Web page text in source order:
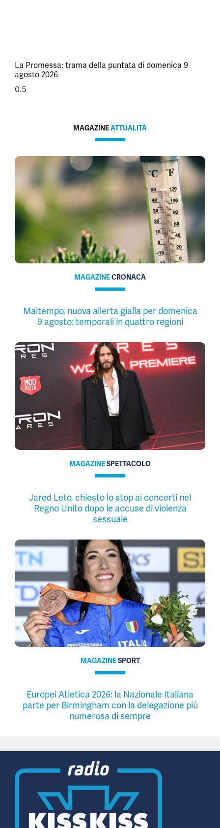
La Promessa: trama della puntata di domenica 9
agosto 2026
MAGAZINEATTUALITÀ
MAGAZINECRONACA
Maltempo, nuova allerta gialla per domenica
9 agosto: temporali in quattro regioni
MAGAZINESPETTACOLO
Jared Leto, chiesto lo stop ai concerti nel
Regno Unito dopo le accuse di violenza
sessuale
MAGAZINESPORT
Europei Atletica 2026: la Nazionale Italiana
parte per Birmingham con la delegazione più
numerosa di sempre